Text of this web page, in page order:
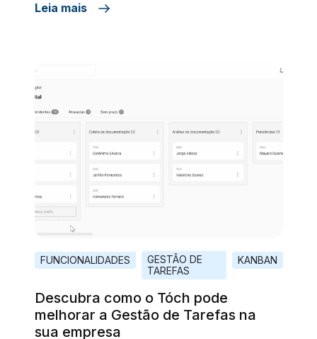
de ambas para organizar a minha empresa?
essas […]
Leia mais
FUNCIONALIDADES
GESTÃO DE
TAREFAS
KANBAN
Descubra como o Tóch pode
melhorar a Gestão de Tarefas na
sua empresa